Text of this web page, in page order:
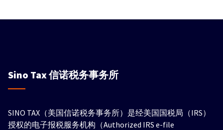
Sino Tax信诺税务事务所
SINO TAX（美国信诺税务事务所）是经美国国税局（IRS）
授权的电子报税服务机构（Authorized IRS e-file